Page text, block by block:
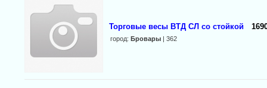
Торговые весы ВТД СЛ со стойкой
город: Бровары| 362